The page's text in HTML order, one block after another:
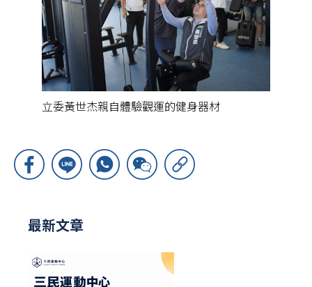
立委黃世杰親自體驗觀運的健身器材
最新文章